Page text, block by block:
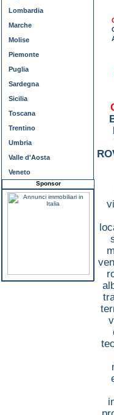
Lombardia
Marche
Molise
Piemonte
Puglia
Sardegna
Sicilia
Toscana
Trentino
Umbria
Valle d'Aosta
Veneto
Sponsor